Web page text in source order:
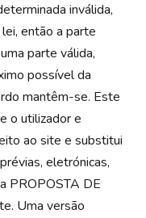
inválida,
então a parte
parte válida,
possível da
mantêm-se. Este
o utilizador e
ao site e substitui
eletrónicas,
PROPOSTA DE
Uma versão